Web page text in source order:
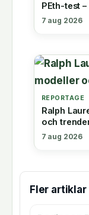
PEth-test
7 aug 2026
REPORTAGE
Ralph
och
7 aug 2026
Fler artiklar